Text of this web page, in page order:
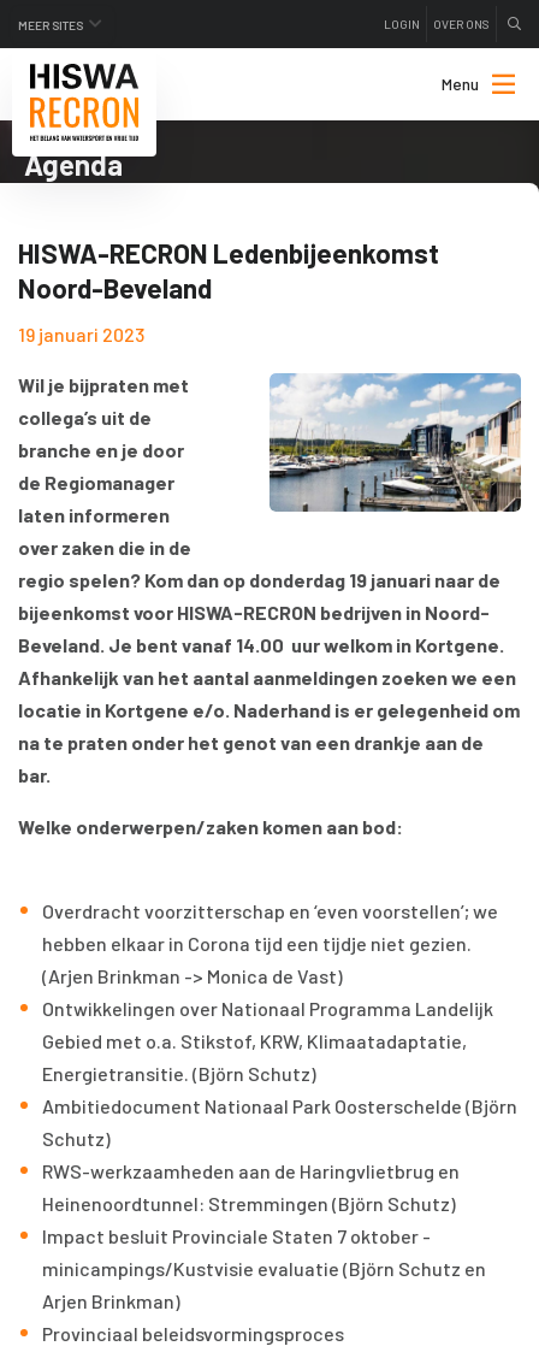
MEER SITES LOGIN OVER ONS
Menu
Agenda
HISWA-RECRON Ledenbijeenkomst
Noord-Beveland
19 januari 2023
Wil je bijpraten met
collega’s uit de
branche en je door
de Regiomanager
laten informeren
over zaken die in de
regio spelen? Kom dan op donderdag 19 januari naar de
bijeenkomst voor HISWA-RECRON bedrijven in Noord-
Beveland. Je bent vanaf 14.00 uur welkom in Kortgene.
Afhankelijk van het aantal aanmeldingen zoeken we een
locatie in Kortgene e/o. Naderhand is er gelegenheid om
na te praten onder het genot van een drankje aan de
bar.
Welke onderwerpen/zaken komen aan bod:
Overdracht voorzitterschap en ‘even voorstellen’; we
hebben elkaar in Corona tijd een tijdje niet gezien.
(Arjen Brinkman -> Monica de Vast)
Ontwikkelingen over Nationaal Programma Landelijk
Gebied met o.a. Stikstof, KRW, Klimaatadaptatie,
Energietransitie. (Björn Schutz)
Ambitiedocument Nationaal Park Oosterschelde (Björn
Schutz)
RWS-werkzaamheden aan de Haringvlietbrug en
Heinenoordtunnel: Stremmingen (Björn Schutz)
Impact besluit Provinciale Staten 7 oktober -
minicampings/Kustvisie evaluatie (Björn Schutz en
Arjen Brinkman)
Provinciaal beleidsvormingsproces